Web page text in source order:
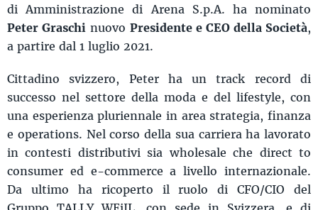
di Amministrazione di Arena S.p.A. ha nominato
Peter Graschi nuovo Presidente e CEO della Società,
a partire dal 1 luglio 2021.
Cittadino svizzero, Peter ha un track record di
successo nel settore della moda e del lifestyle, con
una esperienza pluriennale in area strategia, finanza
e operations. Nel corso della sua carriera ha lavorato
in contesti distributivi sia wholesale che direct to
consumer ed e-commerce a livello internazionale.
Da ultimo ha ricoperto il ruolo di CFO/CIO del